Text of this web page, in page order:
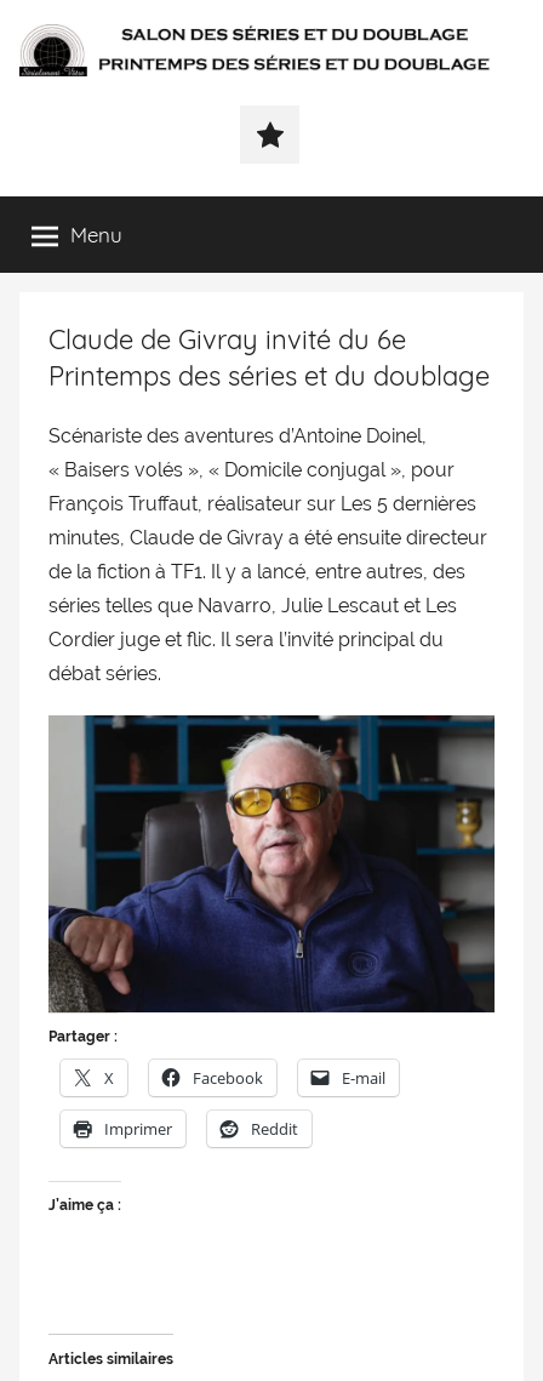
SÉRIALEMENT-
séries
et
doublage
séries
doublage
vous
doublage
Menu
Claude de Givray invité du 6e
Printemps des séries et du doublage
Scénariste des aventures d’Antoine Doinel,
« Baisers volés », « Domicile conjugal », pour
François Truffaut, réalisateur sur Les 5 dernières
minutes, Claude de Givray a été ensuite directeur
de la fiction à TF1. Il y a lancé, entre autres, des
séries telles que Navarro, Julie Lescaut et Les
Cordier juge et flic. Il sera l’invité principal du
débat séries.
Partager :
X Facebook E-mail
Imprimer Reddit
J’aime ça :
Articles similaires